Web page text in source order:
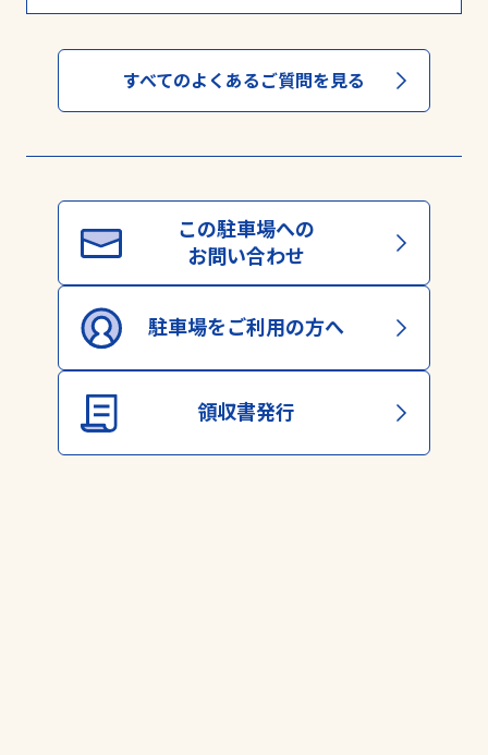
領収書発行忘れによる発行のご希望もこちらで承り
※領収書の受け取り方法は、➀WEB発行（メール）
➁郵送のどちらかになります。
※対応には数日かかる場合がございます。あらかじ
めご了承ください。
」からご
確認ください。
すべてのよくあるご質問を見る
この駐車場への
お問い合わせ
駐車場をご利用の方へ
領収書発行